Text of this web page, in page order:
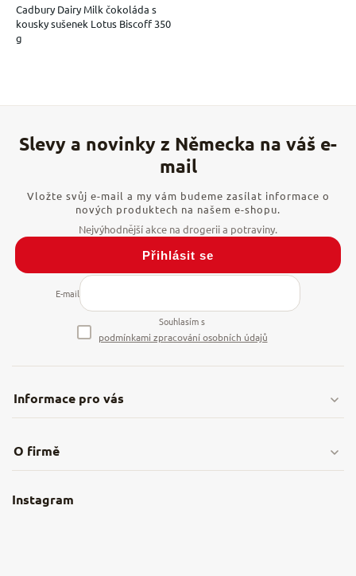
Cadbury Dairy Milk čokoláda s
kousky sušenek Lotus Biscoff 350
g
Informace pro vás
Obchodní podmínky
Nejčastější dotazy
Vložte svůj e-mail a my vám budeme zasílat informace o
nových produktech na našem e-shopu.
E-mail
Souhlasím s
podmínkami zpracování osobních údajů
Přihlásit se
Instagram
O firmě